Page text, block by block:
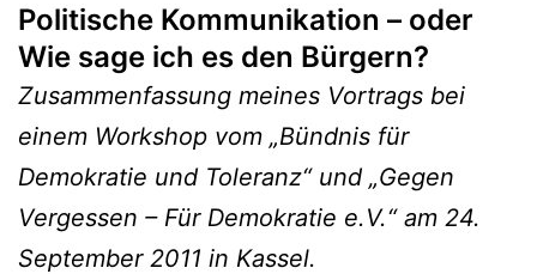
Politische Kommunikation – oder
Wie sage ich es den Bürgern?
Zusammenfassung meines Vortrags bei
einem Workshop vom „Bündnis für
Demokratie und Toleranz“ und „Gegen
Vergessen – Für Demokratie e.V.“ am 24.
September 2011 in Kassel.